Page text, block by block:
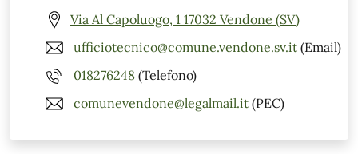
Via Al Capoluogo, 1 17032 Vendone (SV)
ufficiotecnico@comune.vendone.sv.it (Email)
018276248 (Telefono)
comunevendone@legalmail.it (PEC)